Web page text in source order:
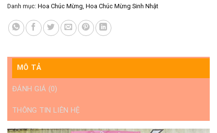
Danh mục: Hoa Chúc Mừng, Hoa Chúc Mừng Sinh Nhật
MÔ TẢ
ĐÁNH GIÁ (0)
THÔNG TIN LIÊN HỆ